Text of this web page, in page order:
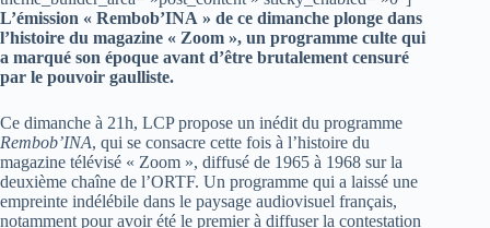
L’émission « Rembob’INA » de ce dimanche plonge dans
l’histoire du magazine « Zoom », un programme culte qui
a marqué son époque avant d’être brutalement censuré
par le pouvoir gaulliste.
Ce dimanche à 21h, LCP propose un inédit du programme
Rembob’INA, qui se consacre cette fois à l’histoire du
magazine télévisé « Zoom », diffusé de 1965 à 1968 sur la
deuxième chaîne de l’ORTF. Un programme qui a laissé une
empreinte indélébile dans le paysage audiovisuel français,
notamment pour avoir été le premier à diffuser la contestation